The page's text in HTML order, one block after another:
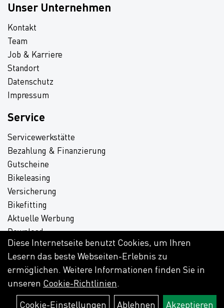
Unser Unternehmen
Kontakt
Team
Job & Karriere
Standort
Datenschutz
Impressum
Service
Servicewerkstätte
Bezahlung & Finanzierung
Gutscheine
Bikeleasing
Versicherung
Bikefitting
Aktuelle Werbung
Download
Diese Internetseite benutzt Cookies, um Ihren
Lesern das beste Webseiten-Erlebnis zu
ermöglichen. Weitere Informationen finden Sie in
unseren Cookie-Richtlinien.
Cookie-Einstellungen
Ablehnen Akzeptieren